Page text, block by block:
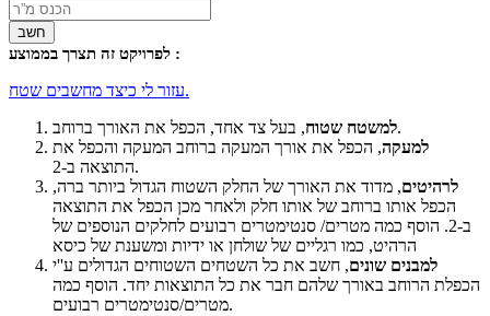
חשב
לפרויקט זה תצרך בממוצע :
עזור לי כיצד מחשבים שטח.
למשטח שטוח, בעל צד אחד, הכפל את האורך ברוחב.
למעקה, הכפל את אורך המעקה ברוחב המעקה והכפל את
התוצאה ב-2.
לרהיטים, מדוד את האורך של החלק השטוח הגדול ביותר ברה,
הכפל אותו ברוחב של אותו חלק ולאחר מכן הכפל את התוצאה
ב-2. הוסף כמה מטרים/ סנטימטרים רבועים לחלקים הנוספים של
הרהיט, כמו רגליים של שולחן או ידיות ומשענת של כיסא
למבנים שונים, חשב את כל השטחים השטוחים הגדולים ע''י
הכפלת הרוחב באורך שלהם חבר את כל התוצאות יחד. הוסף כמה
מטרים/סנטימטרים רבועים.